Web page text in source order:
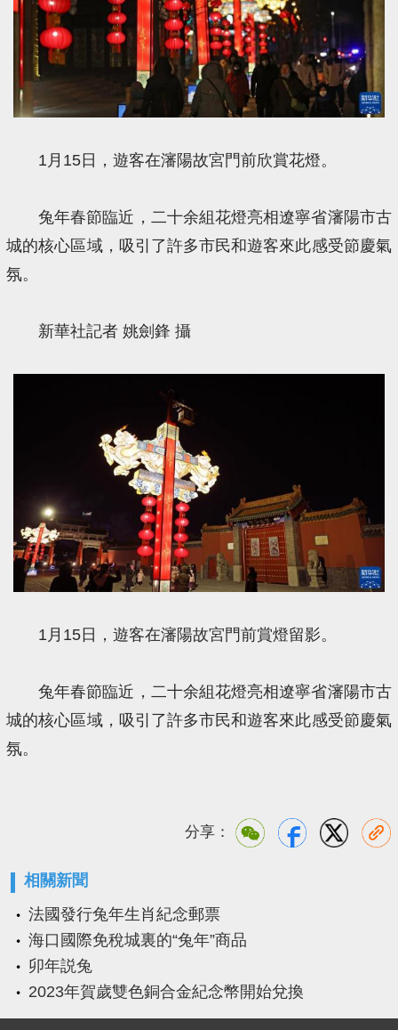
1月15日，遊客在瀋陽故宮門前欣賞花燈。
兔年春節臨近，二十余組花燈亮相遼寧省瀋陽市古
城的核心區域，吸引了許多市民和遊客來此感受節慶氣
氛。
新華社記者 姚劍鋒 攝
1月15日，遊客在瀋陽故宮門前賞燈留影。
兔年春節臨近，二十余組花燈亮相遼寧省瀋陽市古
城的核心區域，吸引了許多市民和遊客來此感受節慶氣
氛。
分享：
相關新聞
法國發行兔年生肖紀念郵票
海口國際免稅城裏的“兔年”商品
卯年説兔
2023年賀歲雙色銅合金紀念幣開始兌換